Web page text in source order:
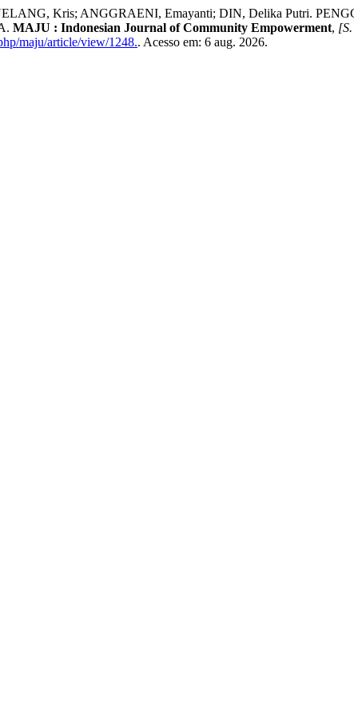
Kris; ANGGRAENI, Emayanti; DIN, Delika Putri.
MAJU : Indonesian Journal of Community Empowerment,
maju/article/view/1248.. Acesso em: 6 aug. 2026.